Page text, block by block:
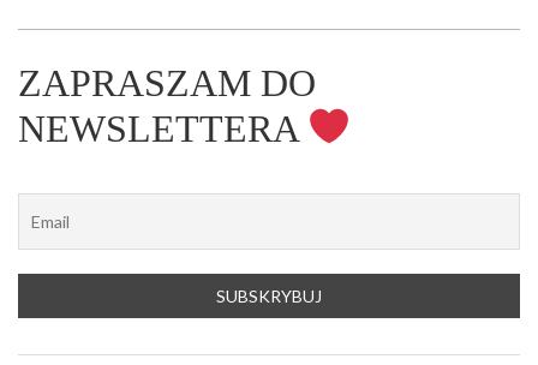
ZAPRASZAM DO
NEWSLETTERA